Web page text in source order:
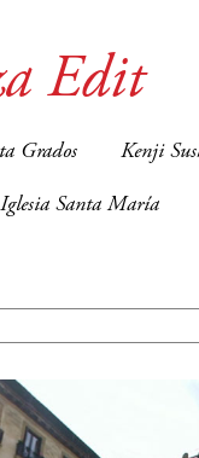
Edit
Grados Kenji
Iglesia Santa María